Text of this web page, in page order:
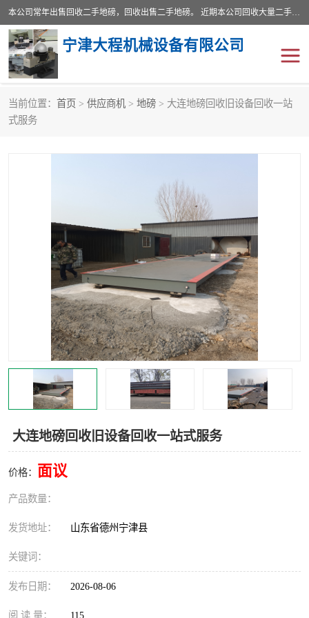
本公司常年出售回收二手地磅，回收出售二手地磅。 近期本公司回收大量二手地磅，型号齐全，宽度从2米到3.5米，长度5米到25米，承重吨位从10到200吨，成色7—9成新。 ? 使用年限6个月至2年，产品来源于个人闲置品，工矿企业停用品，因小换大而来。 精准度和新的一样， 二手地磅是内行人的选择，打个电话就省钱朋友您好等什么
宁津大程机械设备有限公司
当前位置： 首页 > 供应商机 > 地磅 > 大连地磅回收旧设备回收一站
式服务
大连地磅回收旧设备回收一站式服务
价格： 面议
产品数量：
发货地址： 山东省德州宁津县
关键词：
发布日期： 2026-08-06
阅 读 量： 115
地磅
地磅传感器 废纸打包机
食品烘干机
装载机电子秤 输送机
半自动输送机 全自动输送机
冷却塔 食品螺旋塔
撕碎机 木材撕碎机
塑料撕碎机 金属撕碎机